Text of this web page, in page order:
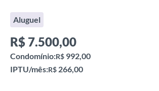
Aluguel
R$ 7.500,00
Condomínio:R$ 992,00
IPTU/mês:R$ 266,00